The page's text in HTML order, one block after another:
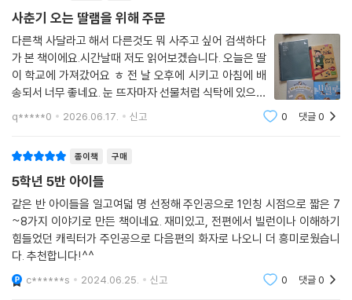
기고 있던 마음을 솔직하게 드러내며 경험을 통해 스스로 꿈을 찾아보겠다
고 선언한다. 외면하거나 미루어서 쌓인 고민의 무게에 짓눌리는 대신, 그
것이 자신의 마음이 보내는 신호라는 것을 깨닫고 고민을 성장의 디딤돌로
삼은 것이다. 일곱 아이들은 헤매고 실수하고 노력하면서 스스로의 힘으로
마음을 치유한다. 물론 고민거리가 깔끔하게 해결된 것은 아니지만 전처럼
스스로를 괴롭히지는 않는다. 아이들에 대한 단단한 믿음이 보이는 이 작
품을 통해 우리는 고민이 결국 지혜와 경험으로 전환되어 축적된다는 사실
일곱 아이들이 어우러져 내는 아름다운 화음과 울림
고민 속에서 마음을 키우는 일곱 아이들의 이야기는 하나의 단편으로서 완
결성을 지닌다. 그와 동시에 서로 얽히고설켜 있어 다시 하나의 큰 서사를
이루고 있다. 마치 모든 조각을 맞추어야 전체 그림이 나타나는 퍼즐처럼
일곱 편의 이야기를 모두 읽은 다음에야 비로소 그동안의 사건과 아이들
사이의 관계성이 선명하게 드러나는 것이다. 각각의 이야기를 흥미롭게 읽
사춘기 오는 딸램을 위해 주문
다른책 사달라고 해서 다른것도 뭐 사주고 싶어 검색하다
가 본 책이에요.시간날때 저도 읽어보겠습니다. 오늘은 딸
이 학교에 가져갔어요 ㅎ 전 날 오후에 시키고 아침에 배
송되서 너무 좋네요. 눈 뜨자마자 선물처럼 식탁에 있으니
넘 좋아했어요^^
q*****0 2026.06.17. 신고 0 댓글0
종이책 구매
5학년 5반 아이들
같은 반 아이들을 일고여덟 명 선정해 주인공으로 1인칭 시점으로 짧은 7
~8가지 이야기로 만든 책이네요. 재미있고, 전편에서 빌런이나 이해하기
힘들었던 캐릭터가 주인공으로 다음편의 화자로 나오니 더 흥미로웠습니
다. 추천합니다!^^
c******s 2024.06.25. 신고 0 댓글0